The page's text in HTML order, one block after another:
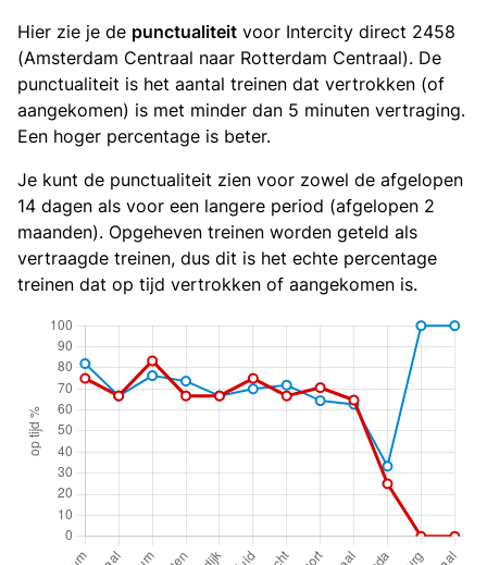
Hier zie je de punctualiteit voor Intercity direct 2458
(Amsterdam Centraal naar Rotterdam Centraal). De
punctualiteit is het aantal treinen dat vertrokken (of
aangekomen) is met minder dan 5 minuten vertraging.
Een hoger percentage is beter.
Je kunt de punctualiteit zien voor zowel de afgelopen
14 dagen als voor een langere period (afgelopen 2
maanden). Opgeheven treinen worden geteld als
vertraagde treinen, dus dit is het echte percentage
treinen dat op tijd vertrokken of aangekomen is.